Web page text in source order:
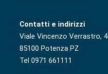
Contatti e indirizzi
Viale Vincenzo Verrastro, 4
85100 Potenza PZ
Tel 0971 661111